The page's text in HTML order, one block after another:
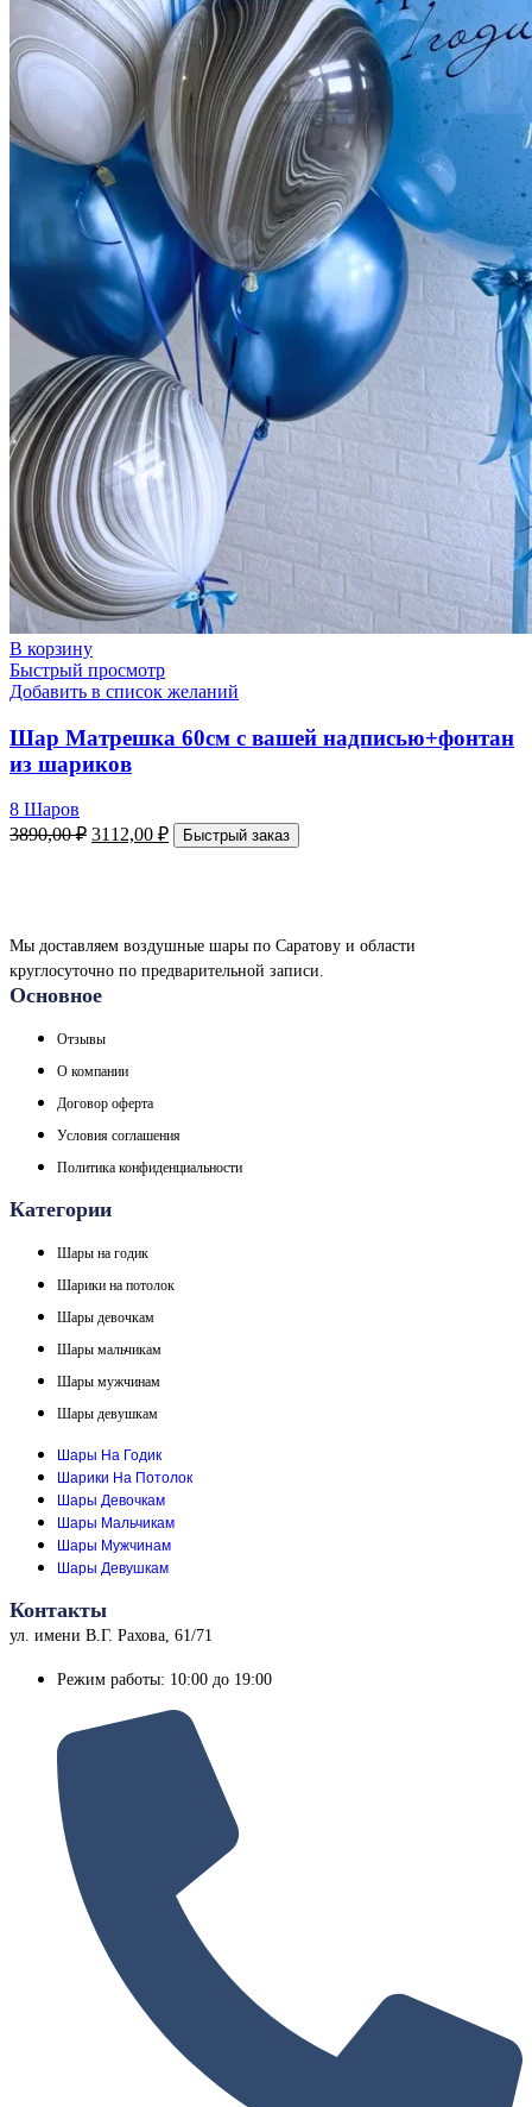
В корзину
Быстрый просмотр
Добавить в список желаний
Шар Матрешка 60см с вашей надписью+фонтан
из шариков
8 Шаров
3890,00₽ 3112,00 ₽ Быстрый заказ
Мы доставляем воздушные шары по Саратову и области
круглосуточно по предварительной записи.
Основное
Отзывы
О компании
Договор оферта
Условия соглашения
Политика конфиденциальности
Категории
Шары на годик
Шарики на потолок
Шары девочкам
Шары мальчикам
Шары мужчинам
Шары девушкам
Шары На Годик
Шарики На Потолок
Шары Девочкам
Шары Мальчикам
Шары Мужчинам
Шары Девушкам
Контакты
ул. имени В.Г. Рахова, 61/71
Режим работы: 10:00 до 19:00